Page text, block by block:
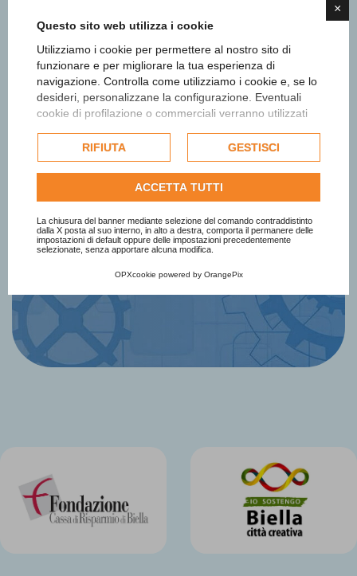
×
Questo sito web utilizza i cookie
Utilizziamo i cookie per permettere al nostro sito di
funzionare e per migliorare la tua esperienza di
navigazione. Controlla come utilizziamo i cookie e, se lo
desideri, personalizzane la configurazione. Eventuali
cookie di profilazione o commerciali verranno utilizzati
dell'utente e, se consentito, potrebbero essere utilizzati
per personalizzare gli annunci pubblicitari. Per ulteriori
informazioni su come Google utilizza i dati raccolti,
politica sulla privacy di Google
Consulta l'informativa cookie completa.
RIFIUTA GESTISCI
ACCETTA TUTTI
La chiusura del banner mediante selezione del comando contraddistinto
dalla X posta al suo interno, in alto a destra, comporta il permanere delle
impostazioni di default oppure delle impostazioni precedentemente
selezionate, senza apportare alcuna modifica.
OPXcookie powered by OrangePix
Iscriviti alla newsletter
Ottieni informazioni e aggiornamenti
sul Premio
Iscriviti Subito